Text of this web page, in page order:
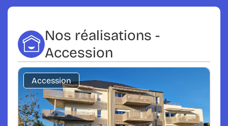
Nos réalisations -
Accession
Accession